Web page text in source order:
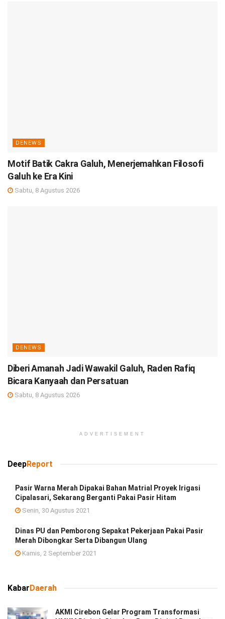
DENEWS
Motif Batik Cakra Galuh, Menerjemahkan Filosofi
Galuh ke Era Kini
Sabtu, 8 Agustus 2026
DENEWS
Diberi Amanah Jadi Wawakil Galuh, Raden Rafiq
Bicara Kanyaah dan Persatuan
Sabtu, 8 Agustus 2026
ADVERTISEMENT
DeepReport
Pasir Warna Merah Dipakai Bahan Matrial Proyek Irigasi
Cipalasari, Sekarang Berganti Pakai Pasir Hitam
Senin, 30 Agustus 2021
Dinas PU dan Pemborong Sepakat Pekerjaan Pakai Pasir
Merah Dibongkar Serta Dibangun Ulang
Kamis, 2 September 2021
KabarDaerah
AKMI Cirebon Gelar Program Transformasi